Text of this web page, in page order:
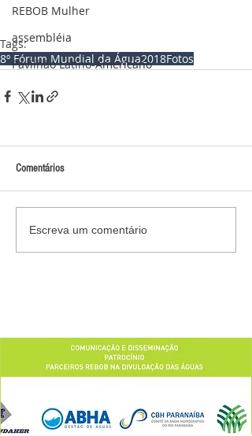
REBOB Mulher
assembléia
Pavilhão Latino-Americano
Tags:
8º Fórum Mundial da Água2018Fotos
Comentários
Escreva um comentário